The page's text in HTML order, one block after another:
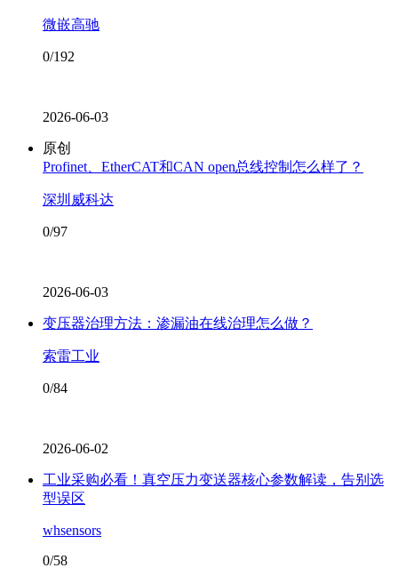
微嵌高驰
0/192
2026-06-03
原创
Profinet、EtherCAT和CAN open总线控制怎么样了？
深圳威科达
0/97
2026-06-03
变压器治理方法：渗漏油在线治理怎么做？
索雷工业
0/84
2026-06-02
工业采购必看！真空压力变送器核心参数解读，告别选
型误区
whsensors
0/58